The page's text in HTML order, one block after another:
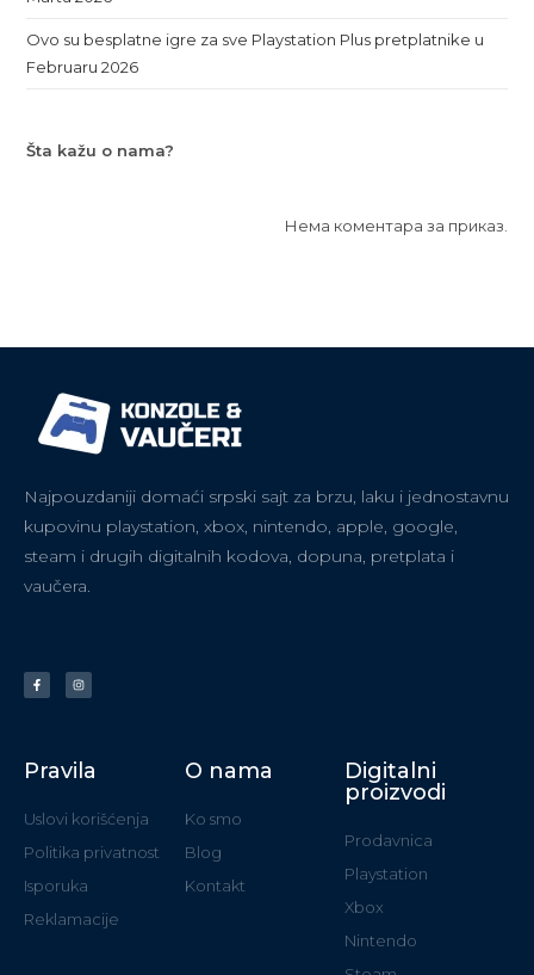
Ovo su besplatne igre za sve Playstation Plus pretplatnike u
Februaru 2026
Šta kažu o nama?
Нема коментара за приказ.
Najpouzdaniji domaći srpski sajt za brzu, laku i jednostavnu
kupovinu playstation, xbox, nintendo, apple, google,
steam i drugih digitalnih kodova, dopuna, pretplata i
vaučera.
Pravila
Uslovi korišćenja
Politika privatnost
Isporuka
Reklamacije
O nama
Ko smo
Blog
Kontakt
Digitalni
proizvodi
Prodavnica
Playstation
Xbox
Nintendo